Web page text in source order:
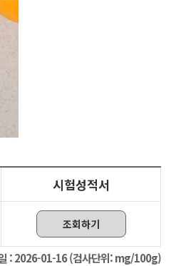
시험성적서
조회하기
:2026-01-16(검사단위: mg/100g)